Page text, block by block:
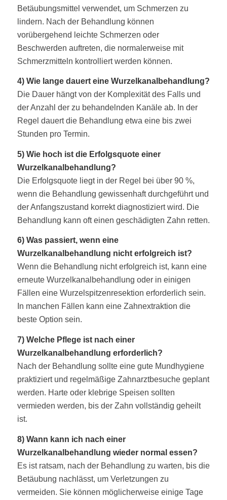
Betäubungsmittel verwendet, um Schmerzen zu
lindern. Nach der Behandlung können
vorübergehend leichte Schmerzen oder
Beschwerden auftreten, die normalerweise mit
Schmerzmitteln kontrolliert werden können.
4) Wie lange dauert eine Wurzelkanalbehandlung?
Die Dauer hängt von der Komplexität des Falls und
der Anzahl der zu behandelnden Kanäle ab. In der
Regel dauert die Behandlung etwa eine bis zwei
Stunden pro Termin.
5) Wie hoch ist die Erfolgsquote einer
Wurzelkanalbehandlung?
Die Erfolgsquote liegt in der Regel bei über 90 %,
wenn die Behandlung gewissenhaft durchgeführt und
der Anfangszustand korrekt diagnostiziert wird. Die
Behandlung kann oft einen geschädigten Zahn retten.
6) Was passiert, wenn eine
Wurzelkanalbehandlung nicht erfolgreich ist?
Wenn die Behandlung nicht erfolgreich ist, kann eine
erneute Wurzelkanalbehandlung oder in einigen
Fällen eine Wurzelspitzenresektion erforderlich sein.
In manchen Fällen kann eine Zahnextraktion die
beste Option sein.
7) Welche Pflege ist nach einer
Wurzelkanalbehandlung erforderlich?
Nach der Behandlung sollte eine gute Mundhygiene
praktiziert und regelmäßige Zahnarztbesuche geplant
werden. Harte oder klebrige Speisen sollten
vermieden werden, bis der Zahn vollständig geheilt
ist.
8) Wann kann ich nach einer
Wurzelkanalbehandlung wieder normal essen?
Es ist ratsam, nach der Behandlung zu warten, bis die
Betäubung nachlässt, um Verletzungen zu
vermeiden. Sie können möglicherweise einige Tage